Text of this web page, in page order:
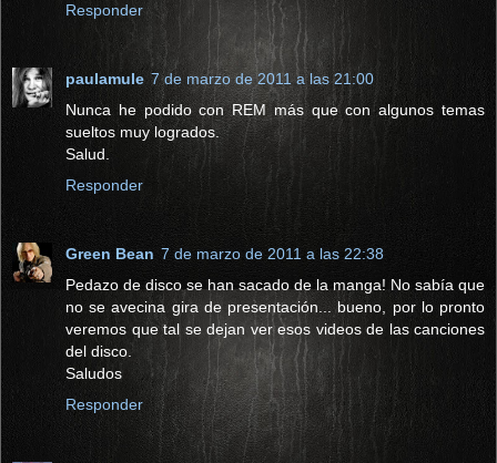
Responder
paulamule 7 de marzo de 2011 a las 21:00
Nunca he podido con REM más que con algunos temas
sueltos muy logrados.
Salud.
Responder
Green Bean 7 de marzo de 2011 a las 22:38
Pedazo de disco se han sacado de la manga! No sabía que
no se avecina gira de presentación... bueno, por lo pronto
veremos que tal se dejan ver esos videos de las canciones
del disco.
Saludos
Responder